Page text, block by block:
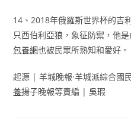
14、2018年俄羅斯世界杯的吉
只西伯利亞狼，象征防禦，他
包養網也被民眾所熟知和愛好。
起源 | 羊城晚報·羊城派綜合國
養揚子晚報等責編 | 吳瑕